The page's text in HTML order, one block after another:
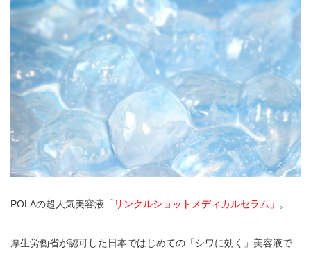
POLAの超人気美容液 「リンクルショットメディカルセラム」 。
厚生労働省が認可した日本ではじめての「シワに効く」美容液で